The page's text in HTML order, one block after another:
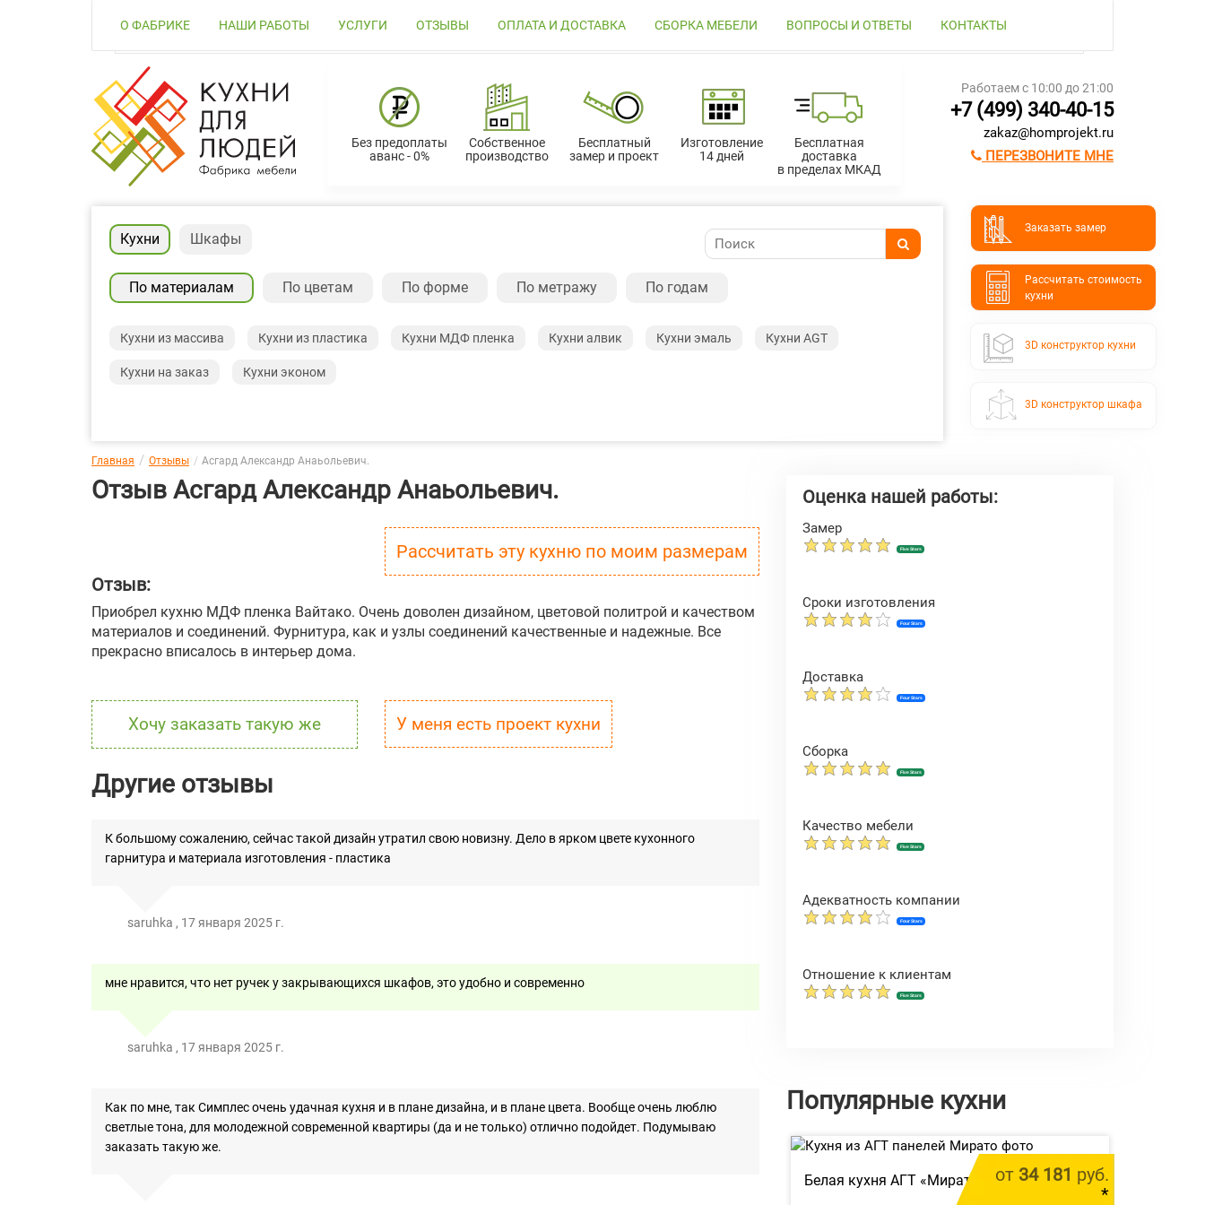
О ФАБРИКЕ НАШИ РАБОТЫ УСЛУГИ ОТЗЫВЫ ОПЛАТА И ДОСТАВКА СБОРКА МЕБЕЛИ ВОПРОСЫ И ОТВЕТЫ КОНТАКТЫ
Без предоплаты
аванс - 0%
Собственное
производство
Бесплатный
замер и проект
Изготовление
14 дней
Бесплатная
доставка
в пределах МКАД
Работаем с 10:00 до 21:00
+7 (499) 340-40-15
zakaz@homprojekt.ru
ПЕРЕЗВОНИТЕ МНЕ
Кухни Шкафы
По материалам По цветам По форме По метражу По годам
Кухни из массива Кухни из пластика Кухни МДФ пленка Кухни алвик Кухни эмаль Кухни AGT
Кухни на заказ Кухни эконом
Заказать замер
Расcчитать стоимость
кухни
3D конструктор кухни
3D конструктор шкафа
Главная Отзывы Асгард Александр Анаьольевич.
Отзыв Асгард Александр Анаьольевич.
Рассчитать эту кухню по моим размерам
Отзыв:
Приобрел кухню МДФ пленка Вайтако. Очень доволен дизайном, цветовой политрой и качеством
материалов и соединений. Фурнитура, как и узлы соединений качественные и надежные. Все
прекрасно вписалось в интерьер дома.
Хочу заказать такую же У меня есть проект кухни
Другие отзывы
К большому сожалению, сейчас такой дизайн утратил свою новизну. Дело в ярком цвете кухонного
гарнитура и материала изготовления - пластика
saruhka , 17 января 2025 г.
мне нравится, что нет ручек у закрывающихся шкафов, это удобно и современно
saruhka , 17 января 2025 г.
Как по мне, так Симплес очень удачная кухня и в плане дизайна, и в плане цвета. Вообще очень люблю
светлые тона, для молодежной современной квартиры (да и не только) отлично подойдет. Подумываю
заказать такую же.
Оценка нашей работы:
Замер
Five Stars
Сроки изготовления
Four Stars
Доставка
Four Stars
Сборка
Five Stars
Качество мебели
Five Stars
Адекватность компании
Four Stars
Отношение к клиентам
Five Stars
Популярные кухни
от 34 181 руб.
*
Белая кухня АГТ «Мирато»